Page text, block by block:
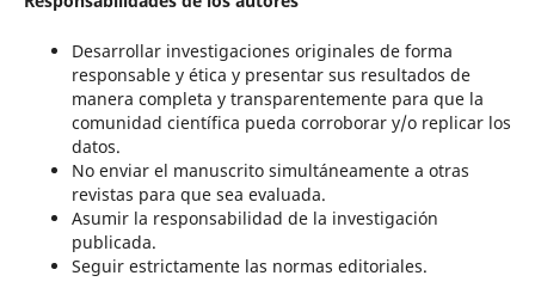
Desarrollar investigaciones originales de forma
responsable y ética y presentar sus resultados de
manera completa y transparentemente para que la
comunidad científica pueda corroborar y/o replicar los
datos.
No enviar el manuscrito simultáneamente a otras
revistas para que sea evaluada.
Asumir la responsabilidad de la investigación
publicada.
Seguir estrictamente las normas editoriales.